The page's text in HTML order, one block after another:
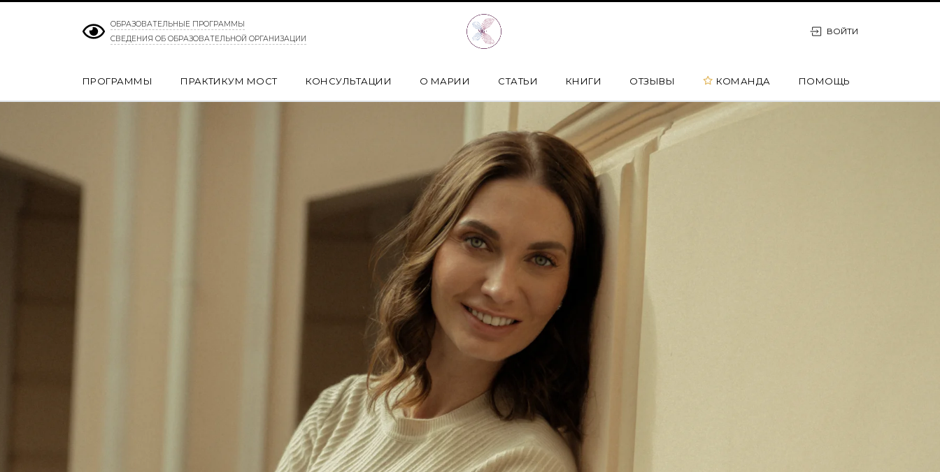
ОБРАЗОВАТЕЛЬНЫЕ ПРОГРАММЫ
СВЕДЕНИЯ ОБ ОБРАЗОВАТЕЛЬНОЙ ОРГАНИЗАЦИИ
ВОЙТИ
ПРОГРАММЫ ПРАКТИКУМ МОСТ КОНСУЛЬТАЦИИ О МАРИИ СТАТЬИ КНИГИ ОТЗЫВЫ КОМАНДА ПОМОЩЬ